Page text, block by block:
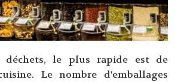
déchets, le plus rapide est de
Le nombre d'emballages